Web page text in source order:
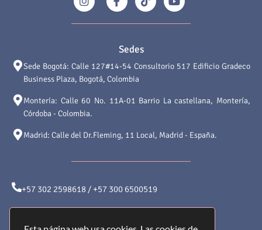
Sedes
Sede Bogotá: Calle 127#14-54 Consultorio 517 Edificio Gradeco
Business Plaza, Bogotá, Colombia
Montería: Calle 60 No. 11A-01 Barrio La castellana, Montería,
Córdoba - Colombia.
Madrid: Calle del Dr.Fleming, 11 Local, Madrid - España.
+57 302 2598618 / +57 300 6500519